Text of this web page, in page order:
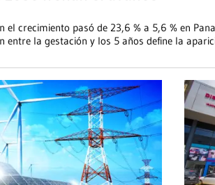
el crecimiento pasó de 23,6 % a 5,6 % en
entre la gestación y los 5 años define la